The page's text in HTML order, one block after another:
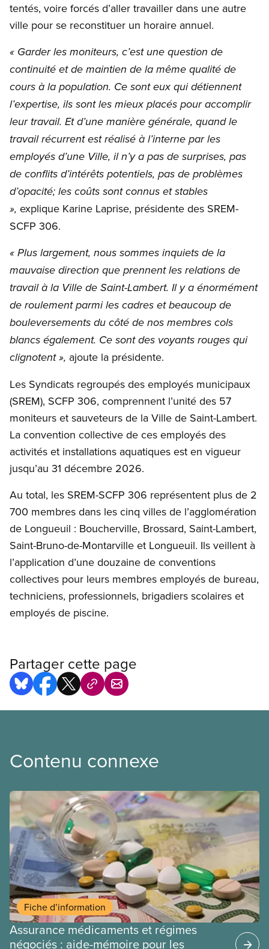
tentés, voire forcés d’aller travailler dans une autre
ville pour se reconstituer un horaire annuel.
« Garder les moniteurs, c’est une question de
continuité et de maintien de la même qualité de
cours à la population. Ce sont eux qui détiennent
l’expertise, ils sont les mieux placés pour accomplir
leur travail. Et d’une manière générale, quand le
travail récurrent est réalisé à l’interne par les
employés d’une Ville, il n’y a pas de surprises, pas
de conflits d’intérêts potentiels, pas de problèmes
d’opacité; les coûts sont connus et stables
», explique Karine Laprise, présidente des SREM-
SCFP 306.
« Plus largement, nous sommes inquiets de la
mauvaise direction que prennent les relations de
travail à la Ville de Saint-Lambert. Il y a énormément
de roulement parmi les cadres et beaucoup de
bouleversements du côté de nos membres cols
blancs également. Ce sont des voyants rouges qui
clignotent », ajoute la présidente.
Les Syndicats regroupés des employés municipaux
(SREM), SCFP 306, comprennent l’unité des 57
moniteurs et sauveteurs de la Ville de Saint-Lambert.
La convention collective de ces employés des
activités et installations aquatiques est en vigueur
jusqu’au 31 décembre 2026.
Au total, les SREM-SCFP 306 représentent plus de 2
700 membres dans les cinq villes de l’agglomération
de Longueuil : Boucherville, Brossard, Saint-Lambert,
Saint-Bruno-de-Montarville et Longueuil. Ils veillent à
l’application d’une douzaine de conventions
collectives pour leurs membres employés de bureau,
techniciens, professionnels, brigadiers scolaires et
employés de piscine.
Partager cette page
Contenu connexe
Fiche d’information
Assurance médicaments et régimes
négociés : aide-mémoire pour les